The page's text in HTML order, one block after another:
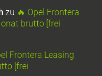
zu 🔥 Opel Frontera
brutto [frei
Frontera Leasing
[frei